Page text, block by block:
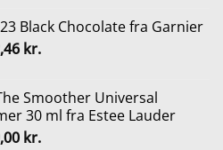
kr..
er:
112,50 kr..
Black Chocolate fra Garnier
kr..
kr.Den
er:
112,46 kr..
Smoother Universal
30 ml fra Estee Lauder
kr.Den